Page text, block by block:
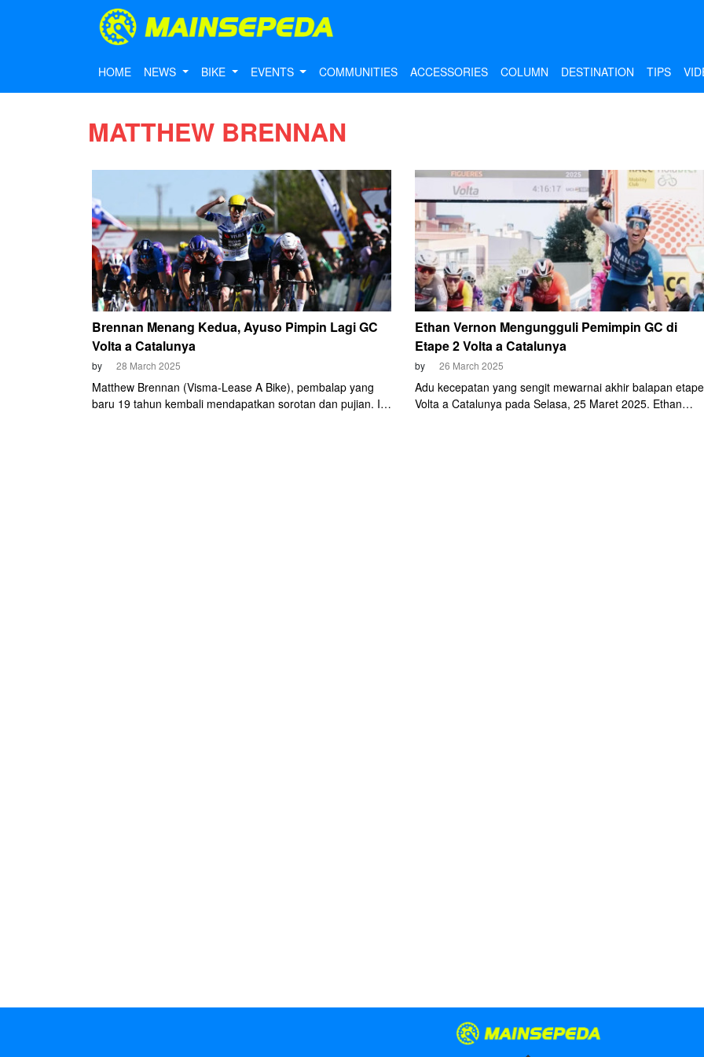
HOME NEWS BIKE EVENTS COMMUNITIES ACCESSORIES COLUMN DESTINATION TIPS
MATTHEW BRENNAN
Brennan Menang Kedua, Ayuso Pimpin Lagi GC
Volta a Catalunya
by 28 March 2025
Matthew Brennan (Visma-Lease A Bike), pembalap yang
baru 19 tahun kembali mendapatkan sorotan dan pujian. Ia
Ethan Vernon Mengungguli Pemimpin GC di
Etape 2 Volta a Catalunya
by 26 March 2025
Adu kecepatan yang sengit mewarnai akhir balapan
Volta a Catalunya pada Selasa, 25 Maret 2025. Ethan